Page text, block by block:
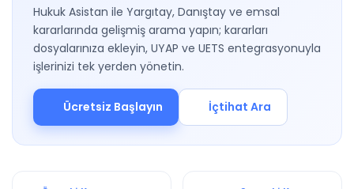
Hukuk Asistan ile Yargıtay, Danıştay ve emsal
kararlarında gelişmiş arama yapın; kararları
dosyalarınıza ekleyin, UYAP ve UETS entegrasyonuyla
işlerinizi tek yerden yönetin.
Ücretsiz Başlayın İçtihat Ara